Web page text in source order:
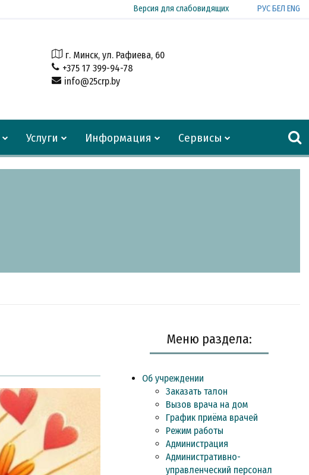
Версия для слабовидящих РУСБЕЛ ENG
г. Минск, ул. Рафиева, 60
+375 17 399-94-78
info@25crp.by
Услуги Информация Сервисы
Меню раздела:
Об учреждении
Заказать талон
Вызов врача на дом
График приёма врачей
Режим работы
Администрация
Административно-
управленческий персонал